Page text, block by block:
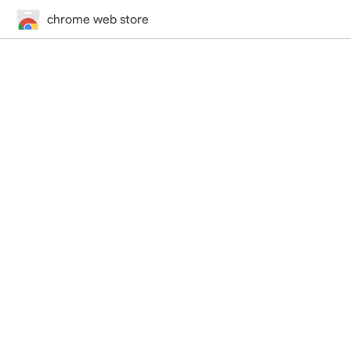
chrome web store